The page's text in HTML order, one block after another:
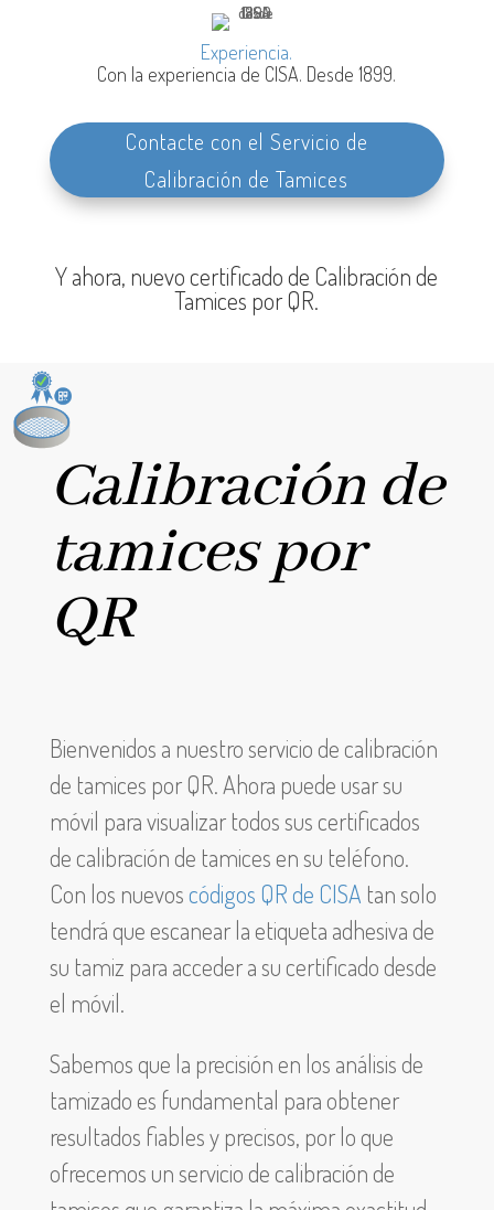
Experiencia.
Con la experiencia de CISA. Desde 1899.
Contacte con el Servicio de
Calibración de Tamices
Y ahora, nuevo certificado de Calibración de
Tamices por QR.
Calibración de
tamices por
QR
Bienvenidos a nuestro servicio de calibración
de tamices por QR. Ahora puede usar su
móvil para visualizar todos sus certificados
de calibración de tamices en su teléfono.
Con los nuevos códigos QR de CISA tan solo
tendrá que escanear la etiqueta adhesiva de
su tamiz para acceder a su certificado desde
el móvil.
Sabemos que la precisión en los análisis de
tamizado es fundamental para obtener
resultados fiables y precisos, por lo que
ofrecemos un servicio de calibración de